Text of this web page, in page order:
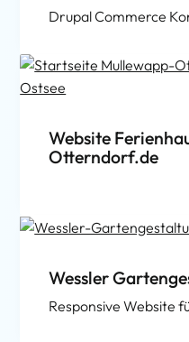
Drupal Commerce
Website
Otterndorf.de
Wessler
Responsive Website